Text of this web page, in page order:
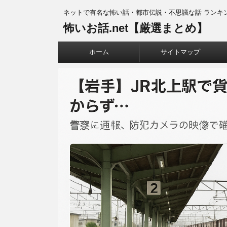
ネットで有名な怖い話・都市伝説・不思議な話 ランキ
怖いお話.net【厳選まとめ】
ホーム サイトマップ